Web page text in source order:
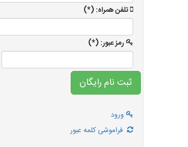
تلفن همراه: (*)
رمز عبور: (*)
ورود
فراموشی کلمه عبور